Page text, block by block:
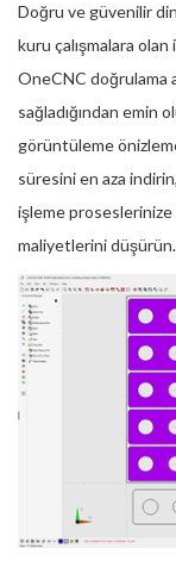
Doğru ve güvenilir
kuru çalışmalara olan
OneCNC doğrulama
sağladığından emin
görüntüleme
süresini en aza
işleme proseslerinize
maliyetlerini düşürün.